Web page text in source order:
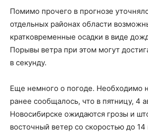
Помимо прочего в прогнозе
отдельных районах области
кратковременные осадки в виде
Порывы ветра при этом могут
в секунду.
Еще немного о погоде. Необходимо
ранее сообщалось, что в пятницу, 4
Новосибирске ожидаются грозы и
восточный ветер со скоростью до